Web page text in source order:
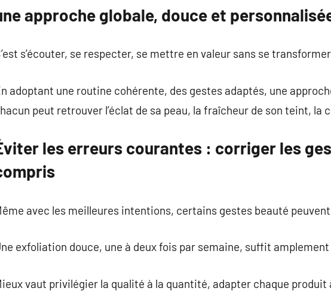
approche globale, douce et
s’écouter, se respecter, se mettre en valeur sans se
adoptant une routine cohérente, des gestes adaptés, une
peut retrouver l’éclat de sa peau, la fraîcheur de son teint, la
les erreurs courantes : corriger les
avec les meilleures intentions, certains gestes beauté
exfoliation douce, une à deux fois par semaine, suffit
vaut privilégier la qualité à la quantité, adapter chaque produit